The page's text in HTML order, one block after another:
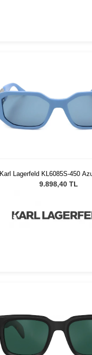
Karl Lagerfeld KL6085S-450
Güneş Gözlüğü
9.898,40 TL